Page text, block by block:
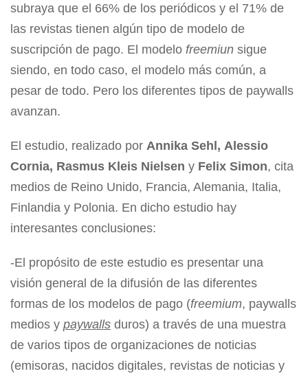
subraya que el 66% de los periódicos y el 71% de
las revistas tienen algún tipo de modelo de
suscripción de pago. El modelo freemiun sigue
siendo, en todo caso, el modelo más común, a
pesar de todo. Pero los diferentes tipos de paywalls
avanzan.
El estudio, realizado por Annika Sehl, Alessio
Cornia, Rasmus Kleis Nielsen y Felix Simon, cita
medios de Reino Unido, Francia, Alemania, Italia,
Finlandia y Polonia. En dicho estudio hay
interesantes conclusiones:
-El propósito de este estudio es presentar una
visión general de la difusión de las diferentes
formas de los modelos de pago (freemium, paywalls
medios y paywalls duros) a través de una muestra
de varios tipos de organizaciones de noticias
(emisoras, nacidos digitales, revistas de noticias y